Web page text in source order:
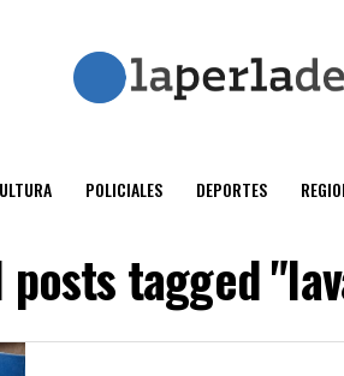
POLICIALES DEPORTES
tagged